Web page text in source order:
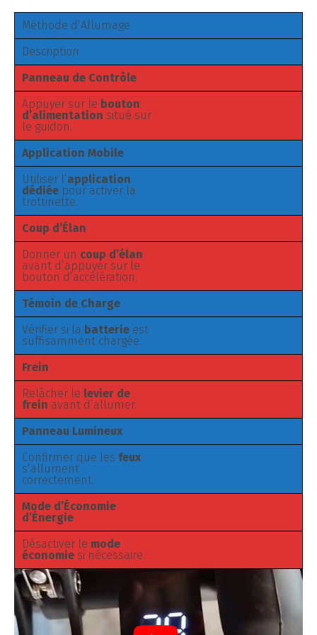
Méthode d’Allumage
Description
Panneau de Contrôle
Appuyer sur le bouton
d’alimentation situé sur
le guidon.
Application Mobile
Utiliser l’application
dédiée pour activer la
trottinette.
Coup d’Élan
Donner un coup d’élan
avant d’appuyer sur le
bouton d’accélération.
Témoin de Charge
Vérifier si la batterie est
suffisamment chargée.
Frein
Relâcher le levier de
frein avant d’allumer.
Panneau Lumineux
Confirmer que les feux
s’allument
correctement.
Mode d’Économie
d’Énergie
Désactiver le mode
économie si nécessaire.